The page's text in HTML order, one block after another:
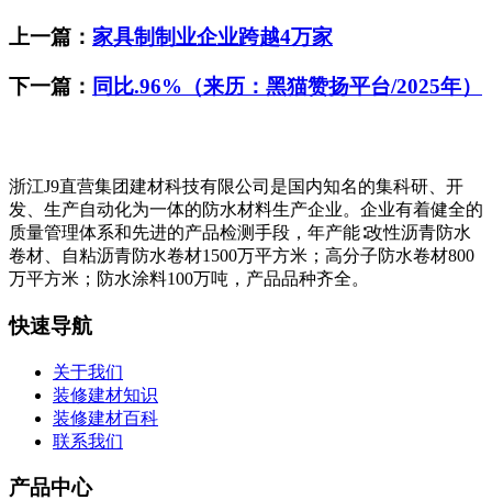
上一篇： 家具制制业企业跨越4万家
下一篇： 同比.96%（来历：黑猫赞扬平台/2025年）
浙江J9直营集团建材科技有限公司是国内知名的集科研、开
发、生产自动化为一体的防水材料生产企业。企业有着健全的
质量管理体系和先进的产品检测手段，年产能∶改性沥青防水
卷材、自粘沥青防水卷材1500万平方米；高分子防水卷材800
万平方米；防水涂料100万吨，产品品种齐全。
快速导航
关于我们
装修建材知识
装修建材百科
联系我们
产品中心